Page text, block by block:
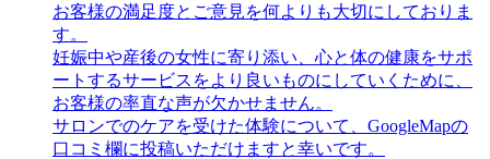
お客様の満足度とご意見を何よりも大切にしておりま
す。
妊娠中や産後の女性に寄り添い、心と体の健康をサポ
ートするサービスをより良いものにしていくために、
お客様の率直な声が欠かせません。
サロンでのケアを受けた体験について、GoogleMapの
口コミ欄に投稿いただけますと幸いです。